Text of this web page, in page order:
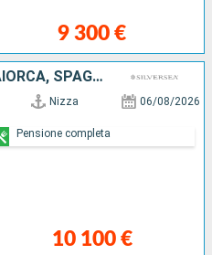
9 300 €
FRANCIA, ITALIA, IBIZA, MAIORCA, SPAGNA
Nizza 06/08/2026
10 100 €
Pensione completa